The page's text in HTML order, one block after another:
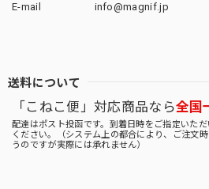
E-mail
info@magnif.jp
送料について
「こねこ便」対応商品なら全国
配達はポスト投函です。到着日時をご指定いた
ください。（システム上の都合により、ご注文
うのですが実際には承れません）